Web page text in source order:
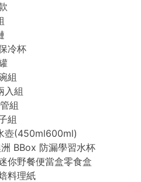
冷杯
組
入組
組
組
壺(450ml600ml)
BBox 防漏學習水杯
你野餐便當盒零食盒
料理紙